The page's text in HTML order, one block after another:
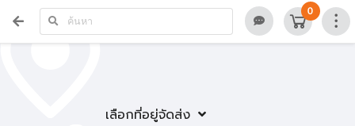
เลือกที่อยู่จัดส่ง
0